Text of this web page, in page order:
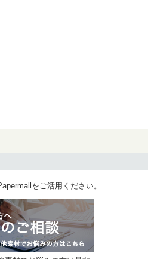
をご活用ください。